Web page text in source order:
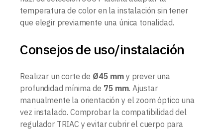
temperatura de color en la instalación sin tener
que elegir previamente una única tonalidad.
Consejos de uso/instalación
Realizar un corte de Ø45 mm y prever una
profundidad mínima de 75 mm. Ajustar
manualmente la orientación y el zoom óptico una
vez instalado. Comprobar la compatibilidad del
regulador TRIAC y evitar cubrir el cuerpo para